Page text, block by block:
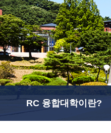
RC 융합대학이란?